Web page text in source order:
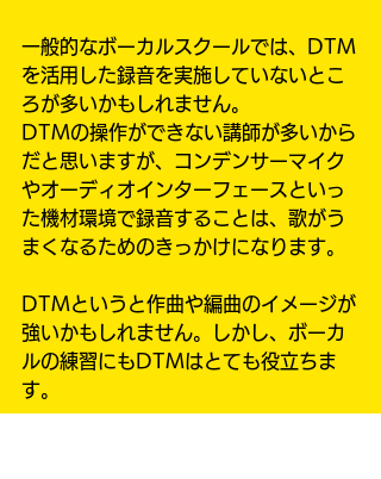
一般的なボーカルスクールでは、DTM
を活用した録音を実施していないとこ
ろが多いかもしれません。
DTMの操作ができない講師が多いから
だと思いますが、コンデンサーマイク
やオーディオインターフェースといっ
た機材環境で録音することは、歌がう
まくなるためのきっかけになります。
DTMというと作曲や編曲のイメージが
強いかもしれません。しかし、ボーカ
ルの練習にもDTMはとても役立ちま
す。